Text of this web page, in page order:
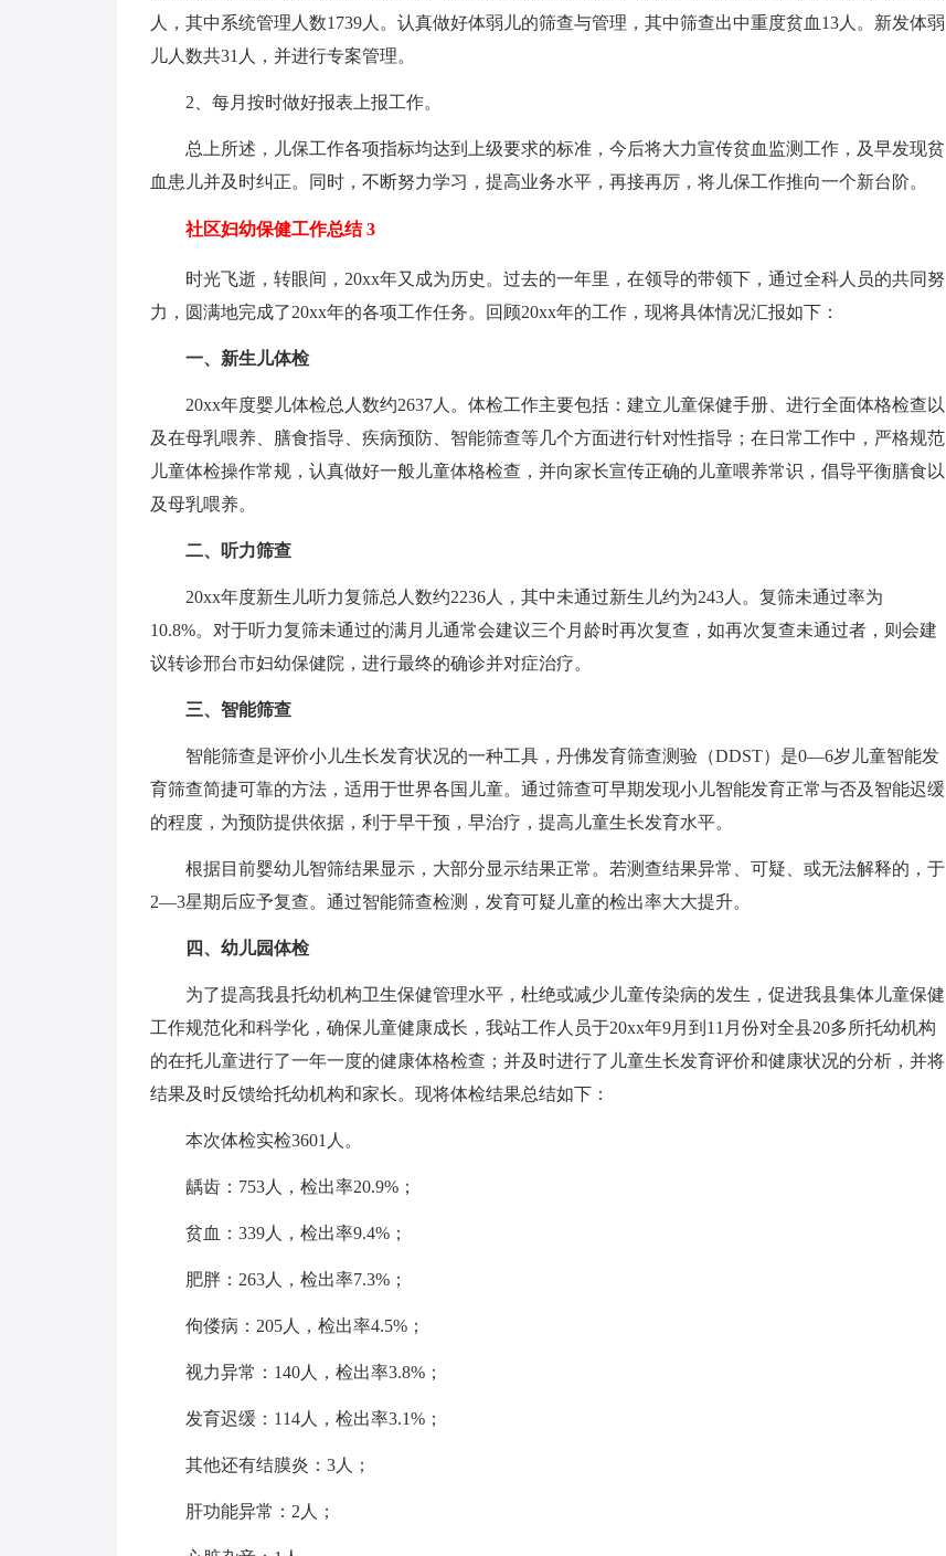
人，其中系统管理人数1739人。认真做好体弱儿的筛查与管理，其中筛查出中重度贫血13人。新发体弱
儿人数共31人，并进行专案管理。
2、每月按时做好报表上报工作。
总上所述，儿保工作各项指标均达到上级要求的标准，今后将大力宣传贫血监测工作，及早发现贫
血患儿并及时纠正。同时，不断努力学习，提高业务水平，再接再厉，将儿保工作推向一个新台阶。
社区妇幼保健工作总结 3
时光飞逝，转眼间，20xx年又成为历史。过去的一年里，在领导的带领下，通过全科人员的共同努
力，圆满地完成了20xx年的各项工作任务。回顾20xx年的工作，现将具体情况汇报如下：
一、新生儿体检
20xx年度婴儿体检总人数约2637人。体检工作主要包括：建立儿童保健手册、进行全面体格检查以
及在母乳喂养、膳食指导、疾病预防、智能筛查等几个方面进行针对性指导；在日常工作中，严格规范
儿童体检操作常规，认真做好一般儿童体格检查，并向家长宣传正确的儿童喂养常识，倡导平衡膳食以
及母乳喂养。
二、听力筛查
20xx年度新生儿听力复筛总人数约2236人，其中未通过新生儿约为243人。复筛未通过率为
10.8%。对于听力复筛未通过的满月儿通常会建议三个月龄时再次复查，如再次复查未通过者，则会建
议转诊邢台市妇幼保健院，进行最终的确诊并对症治疗。
三、智能筛查
智能筛查是评价小儿生长发育状况的一种工具，丹佛发育筛查测验（DDST）是0—6岁儿童智能发
育筛查简捷可靠的方法，适用于世界各国儿童。通过筛查可早期发现小儿智能发育正常与否及智能迟缓
的程度，为预防提供依据，利于早干预，早治疗，提高儿童生长发育水平。
根据目前婴幼儿智筛结果显示，大部分显示结果正常。若测查结果异常、可疑、或无法解释的，于
2—3星期后应予复查。通过智能筛查检测，发育可疑儿童的检出率大大提升。
四、幼儿园体检
为了提高我县托幼机构卫生保健管理水平，杜绝或减少儿童传染病的发生，促进我县集体儿童保健
工作规范化和科学化，确保儿童健康成长，我站工作人员于20xx年9月到11月份对全县20多所托幼机构
的在托儿童进行了一年一度的健康体格检查；并及时进行了儿童生长发育评价和健康状况的分析，并将
结果及时反馈给托幼机构和家长。现将体检结果总结如下：
本次体检实检3601人。
龋齿：753人，检出率20.9%；
贫血：339人，检出率9.4%；
肥胖：263人，检出率7.3%；
佝偻病：205人，检出率4.5%；
视力异常：140人，检出率3.8%；
发育迟缓：114人，检出率3.1%；
其他还有结膜炎：3人；
肝功能异常：2人；